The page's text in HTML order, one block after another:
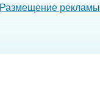
Размещение рекламы